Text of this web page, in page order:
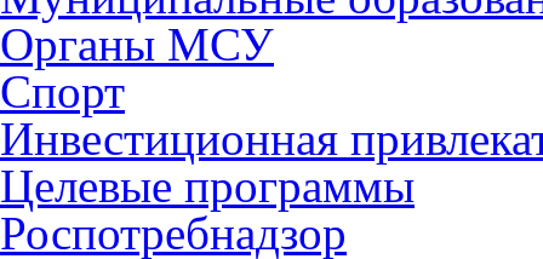
Органы МСУ
Спорт
Инвестиционная
Целевые программы
Роспотребнадзор